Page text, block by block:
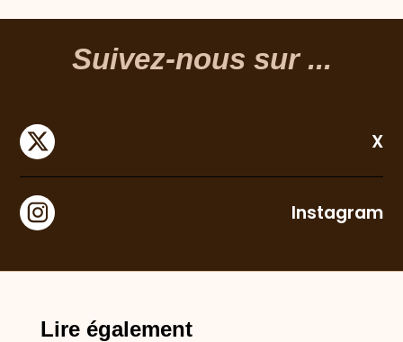
Suivez-nous sur ...
X
Instagram
Lire également